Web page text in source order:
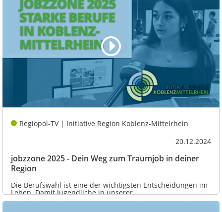
Regiopol-TV | Initiative Region Koblenz-Mittelrhein
20.12.2024
jobzzone 2025 - Dein Weg zum Traumjob in deiner
Region
Die Berufswahl ist eine der wichtigsten Entscheidungen im
Leben. Damit Jugendliche in unserer...